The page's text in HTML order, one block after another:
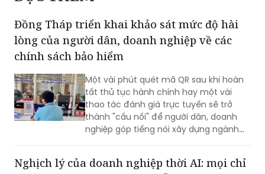
Đồng Tháp triển khai khảo sát mức độ hài
lòng của người dân, doanh nghiệp về các
chính sách bảo hiểm
Một vài phút quét mã QR sau khi hoàn
tất thủ tục hành chính hay một vài
thao tác đánh giá trực tuyến sẽ trở
thành "cầu nối" để người dân, doanh
nghiệp góp tiếng nói xây dựng ngành
hơn.
Nghịch lý của doanh nghiệp thời AI: mọi chỉ